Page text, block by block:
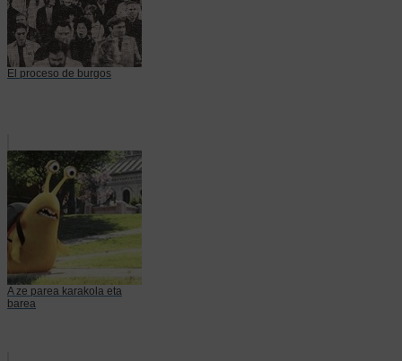
El proceso de burgos
A ze parea karakola eta
barea